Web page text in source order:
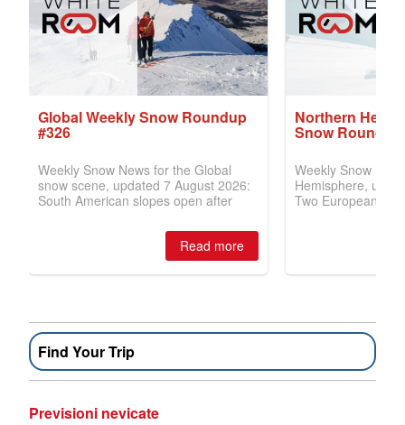
Find Your Trip
Previsioni nevicate